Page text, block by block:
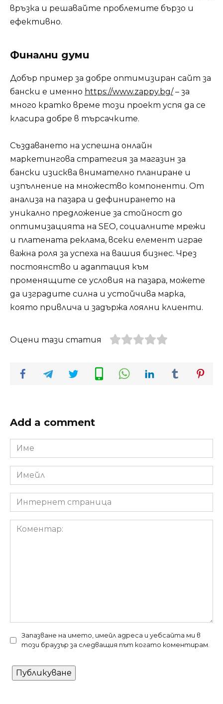
връзка и решавайте проблемите бързо и
ефективно.
Финални думи
Добър пример за добре оптимизиран сайт за
бански е именно https://www.zappy.bg/– за
много кратко време този проект успя да се
класира добре в търсачките.
Създаването на успешна онлайн
маркетингова стратегия за магазин за
бански изисква внимателно планиране и
изпълнение на множество компоненти. От
анализа на пазара и дефинирането на
уникално предложение за стойност до
оптимизацията на SEO, социалните мрежи
и платената реклама, всеки елемент играе
важна роля за успеха на вашия бизнес. Чрез
постоянство и адаптация към
променящите се условия на пазара, можете
да изградите силна и устойчива марка,
която привлича и задържа лоялни клиенти.
Оцени тази статия
Add a comment
Име
*
Имейл
*
Интернет
страница
Коментар:
Запазване на името, имейл адреса и уебсайта ми в
този браузър за следващия път когато коментирам.